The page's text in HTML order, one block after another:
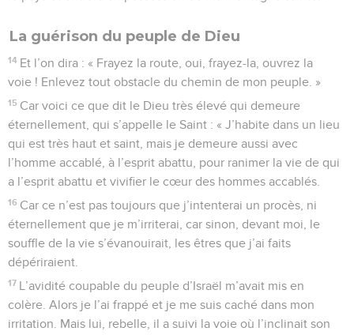
La guérison du peuple de Dieu
14 Et l’on dira : « Frayez la route, oui, frayez-la, ouvrez la
voie ! Enlevez tout obstacle du chemin de mon peuple. »
15 Car voici ce que dit le Dieu très élevé qui demeure
éternellement, qui s’appelle le Saint : « J’habite dans un lieu
qui est très haut et saint, mais je demeure aussi avec
l’homme accablé, à l’esprit abattu, pour ranimer la vie de qui
a l’esprit abattu et vivifier le cœur des hommes accablés.
16 Car ce n’est pas toujours que j’intenterai un procès, ni
éternellement que je m’irriterai, car sinon, devant moi, le
souffle de la vie s’évanouirait, les êtres que j’ai faits
dépériraient.
17 L’avidité coupable du peuple d’Israël m’avait mis en
colère. Alors je l’ai frappé et je me suis caché dans mon
irritation. Mais lui, rebelle, il a suivi la voie où l’inclinait son